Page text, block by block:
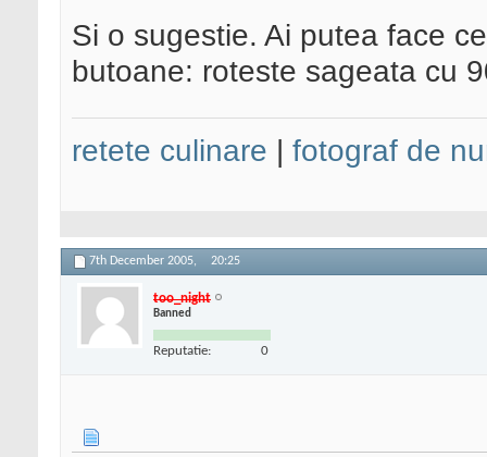
Si o sugestie. Ai putea face
butoane: roteste sageata cu
retete culinare | fotograf de
7th December 2005, 20:25
too_night
Banned
Reputatie: 0